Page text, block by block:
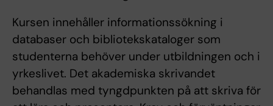
Kursen innehåller informationssökning i
databaser och bibliotekskataloger som
studenterna behöver under utbildningen och i
yrkeslivet. Det akademiska skrivandet
behandlas med tyngdpunkten på att skriva för